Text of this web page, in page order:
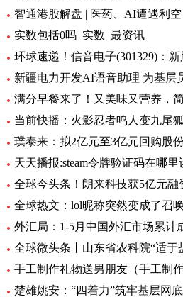
实数包括0吗_实数_最资讯
环球速递！信音电子(301329)：
新疆电力开发AI语音助理 为基层
满分早餐来了！又美味又营养，
当前快播：火影忍者鸣人变九尾
璞泰来：拟2亿元至3亿元回购股
全球热文：lol昵称突然变成了召
手工制作礼物送男朋友（手工制作
楚雄姚安：“四着力”筑牢基层网